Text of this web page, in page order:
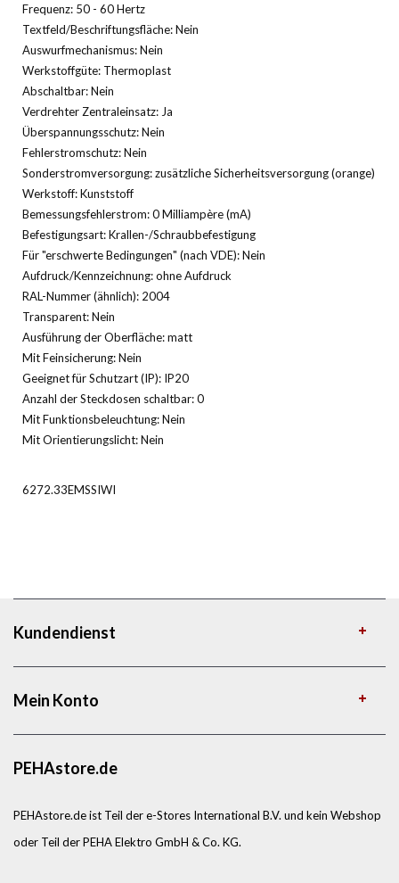
Frequenz: 50 - 60 Hertz
Textfeld/Beschriftungsfläche: Nein
Auswurfmechanismus: Nein
Werkstoffgüte: Thermoplast
Abschaltbar: Nein
Verdrehter Zentraleinsatz: Ja
Überspannungsschutz: Nein
Fehlerstromschutz: Nein
Sonderstromversorgung: zusätzliche Sicherheitsversorgung (orange)
Werkstoff: Kunststoff
Bemessungsfehlerstrom: 0 Milliampère (mA)
Befestigungsart: Krallen-/Schraubbefestigung
Für "erschwerte Bedingungen" (nach VDE): Nein
Aufdruck/Kennzeichnung: ohne Aufdruck
RAL-Nummer (ähnlich): 2004
Transparent: Nein
Ausführung der Oberfläche: matt
Mit Feinsicherung: Nein
Geeignet für Schutzart (IP): IP20
Anzahl der Steckdosen schaltbar: 0
Mit Funktionsbeleuchtung: Nein
Mit Orientierungslicht: Nein
6272.33EMSSIWI
Kundendienst
Mein Konto
PEHAstore.de
PEHAstore.de ist Teil der e-Stores International B.V. und kein Webshop
oder Teil der PEHA Elektro GmbH & Co. KG.